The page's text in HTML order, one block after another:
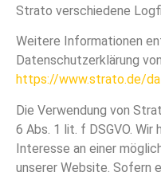
Strato verschiedene
Weitere Informationen
Datenschutzerklärung
https://www.strato.de/
Die Verwendung von
6 Abs. 1 lit. f DSGVO.
Interesse an einer
unserer Website. Sofern